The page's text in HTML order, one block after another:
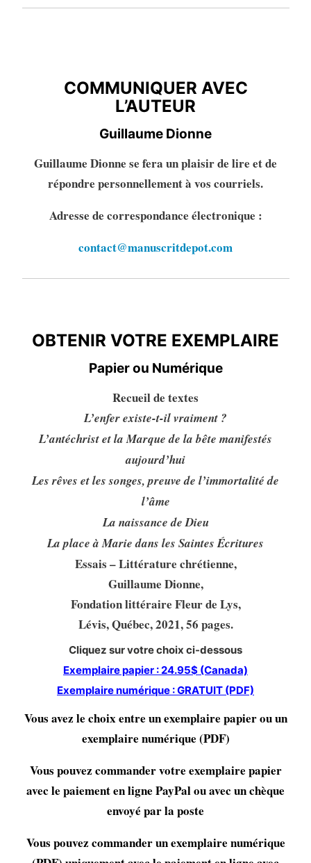
COMMUNIQUER AVEC
L’AUTEUR
Guillaume Dionne
Guillaume Dionne se fera un plaisir de lire et de
répondre personnellement à vos courriels.
Adresse de correspondance électronique :
contact@manuscritdepot.com
OBTENIR VOTRE EXEMPLAIRE
Papier ou Numérique
Recueil de textes
L’enfer existe-t-il vraiment ?
L’antéchrist et la Marque de la bête manifestés
aujourd’hui
Les rêves et les songes, preuve de l’immortalité de
l’âme
La naissance de Dieu
La place à Marie dans les Saintes Écritures
Essais – Littérature chrétienne,
Guillaume Dionne,
Fondation littéraire Fleur de Lys,
Lévis, Québec, 2021, 56 pages.
Cliquez sur votre choix ci-dessous
Exemplaire papier : 24.95$ (Canada)
Exemplaire numérique : GRATUIT (PDF)
Vous avez le choix entre un exemplaire papier ou un
exemplaire numérique (PDF)
Vous pouvez commander votre exemplaire papier
avec le paiement en ligne PayPal ou avec un chèque
envoyé par la poste
Vous pouvez commander un exemplaire numérique